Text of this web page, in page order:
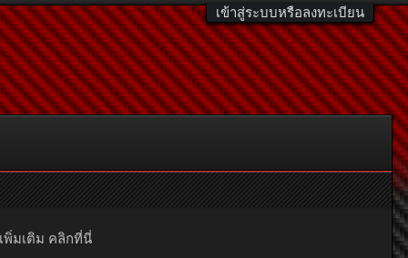
เข้าสู่ระบบหรือลงทะเบียน
พิ่มเติม คลิกที่นี่